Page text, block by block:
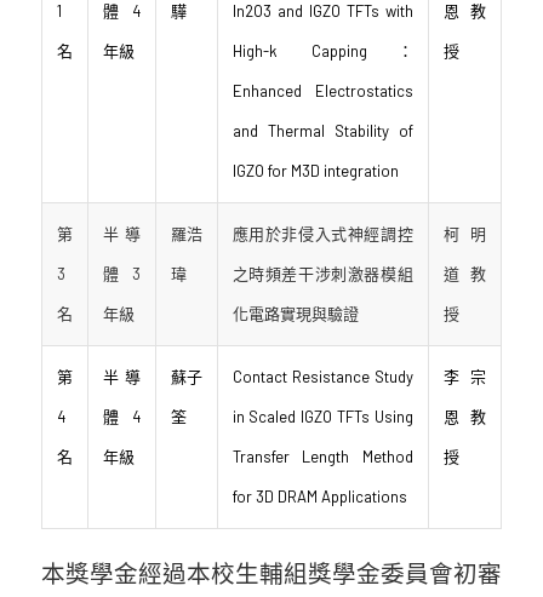
1
名
體4
年級
驊 In2O3 and IGZO TFTs with
High-k Capping：
Enhanced Electrostatics
and Thermal Stability of
IGZO for M3D integration
恩教
授
第
3
名
半導
體3
年級
羅浩
瑋
應用於非侵入式神經調控
之時頻差干涉刺激器模組
化電路實現與驗證
柯明
道教
授
第
4
名
半導
體4
年級
蘇子
筌
Contact Resistance Study
in Scaled IGZO TFTs Using
Transfer Length Method
for 3D DRAM Applications
李宗
恩教
授
本獎學金經過本校生輔組獎學金委員會初審